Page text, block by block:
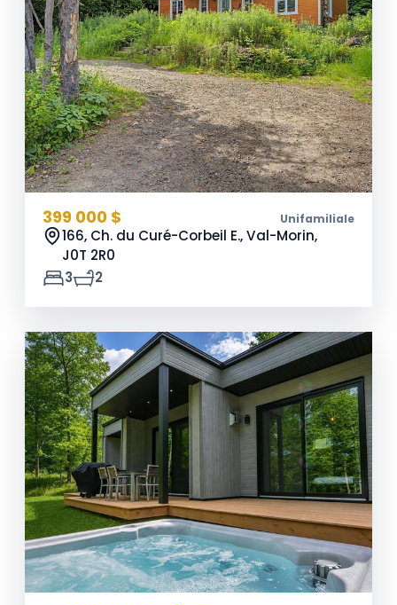
399 000 $ Unifamiliale
166, Ch. du Curé-Corbeil E., Val-Morin,
J0T 2R0
3
2